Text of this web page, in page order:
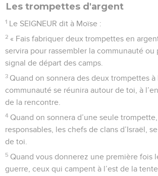
Les trompettes d'argent
1 Le SEIGNEUR dit à Moïse :
2 « Fais fabriquer deux trompettes en
servira pour rassembler la communauté ou
signal de départ des camps.
3 Quand on sonnera des deux trompettes
communauté se réunira autour de toi, à
de la rencontre.
4 Quand on sonnera d’une seule
responsables, les chefs de clans d’Israël,
de toi.
5 Quand vous donnerez une première fois
guerre, ceux qui campent à l’est de la